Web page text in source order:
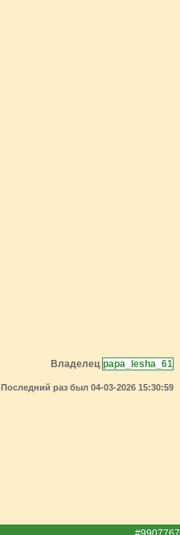
Владелец papa_lesha_61
Последний раз был 04-03-2026 15:30:59